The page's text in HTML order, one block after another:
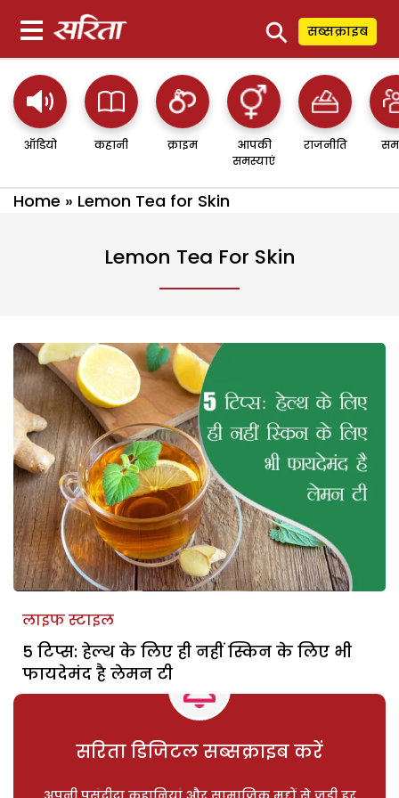
⚲ सब्सक्राइब
ऑडियो कहानी क्राइम
आपकी
समस्याएं
राजनीति
Home » Lemon Tea for Skin
Lemon Tea For Skin
लाइफ स्टाइल
5 टिप्स: हेल्थ के लिए ही नहीं स्किन के लिए भी
फायदेमंद है लेमन टी
सरिता डिजिटल सब्सक्राइब करें